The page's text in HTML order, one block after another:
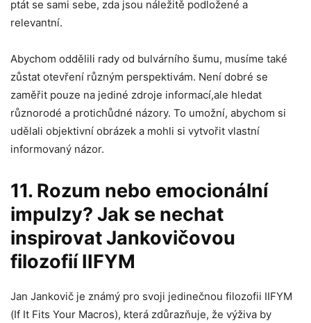
ptát se sami sebe, zda jsou náležitě podložené a
relevantní.
Abychom oddělili rady od bulvárního šumu, musíme také
zůstat otevření různým perspektivám. Není dobré se
zaměřit pouze na jediné zdroje informací,ale hledat
různorodé a protichůdné názory. To umožní, abychom si
udělali objektivní obrázek a mohli si vytvořit vlastní
informovaný názor.
11. Rozum nebo emocionální
impulzy? Jak se nechat
inspirovat Jankovičovou
filozofií IIFYM
Jan Jankovič je známý pro svoji jedinečnou filozofii IIFYM
(If It Fits Your Macros), která zdůrazňuje, že výživa by